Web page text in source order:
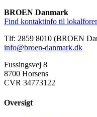
BROEN Danmark
Find kontaktinfo til
Tlf: 2859 8010 (BROEN
info@broen-danmark.dk
Fussingsvej 8
8700 Horsens
CVR 34773122
Oversigt